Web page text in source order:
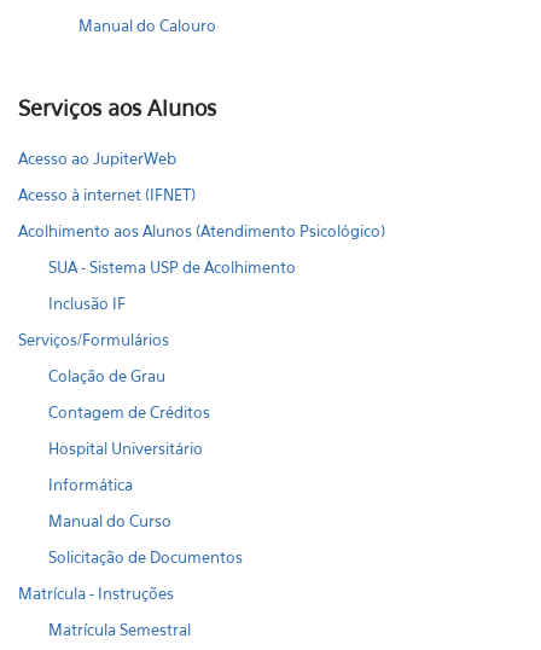
Manual do Calouro
Serviços aos Alunos
Acesso ao JupiterWeb
Acesso à internet (IFNET)
Acolhimento aos Alunos (Atendimento Psicológico)
SUA - Sistema USP de Acolhimento
Inclusão IF
Serviços/Formulários
Colação de Grau
Contagem de Créditos
Hospital Universitário
Informática
Manual do Curso
Solicitação de Documentos
Matrícula - Instruções
Matrícula Semestral